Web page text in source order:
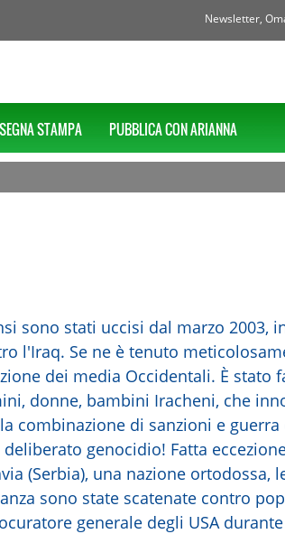
Newsletter,
STAMPA PUBBLICA CON ARIANNA
sono stati uccisi dal marzo 2003,
l'Iraq. Se ne è tenuto
dei media Occidentali. È stato
donne, bambini Iracheni, che
combinazione di sanzioni e guerra
genocidio! Fatta
(Serbia), una nazione ortodossa,
sono state scatenate contro
generale degli USA durante